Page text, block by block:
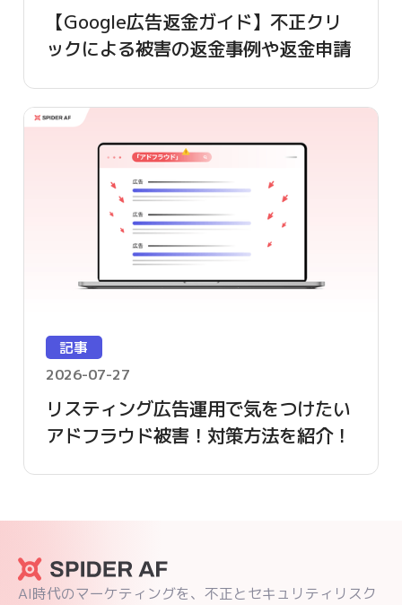
【Google広告返金ガイド】不正クリ
ックによる被害の返金事例や返金申請
記事
2026-07-27
リスティング広告運用で気をつけたい
アドフラウド被害！対策方法を紹介！
AI時代のマーケティングを、不正とセキュリティリスク